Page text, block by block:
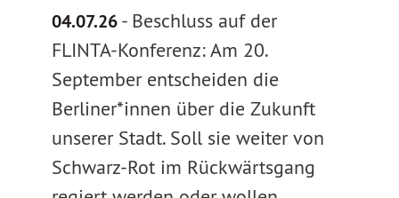
04.07.26- Beschluss auf der
FLINTA-Konferenz: Am 20.
September entscheiden die
Berliner*innen über die Zukunft
unserer Stadt. Soll sie weiter von
Schwarz-Rot im Rückwärtsgang